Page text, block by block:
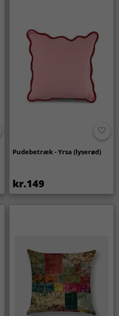
Pudebetræk - Yrsa (lyserød)
kr.149